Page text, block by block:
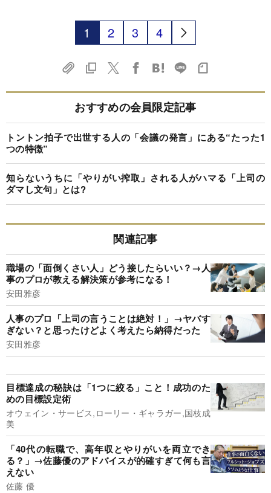
1 2 3 4
おすすめの会員限定記事
トントン拍子で出世する人の「会議の発言」にある“たった1
つの特徴”
知らないうちに「やりがい搾取」される人がハマる「上司の
ダマし文句」とは?
関連記事
職場の「面倒くさい人」どう接したらいい？→人
事のプロが教える解決策が参考になる！
安田雅彦
人事のプロ「上司の言うことは絶対！」→ヤバす
ぎない？と思ったけどよく考えたら納得だった
安田雅彦
目標達成の秘訣は「1つに絞る」こと！成功のた
めの目標設定術
オウェイン・サービス,ローリー・ギャラガー,国枝成
美
「40代の転職で、高年収とやりがいを両立でき
る？」→佐藤優のアドバイスが的確すぎて何も言
えない
佐藤 優